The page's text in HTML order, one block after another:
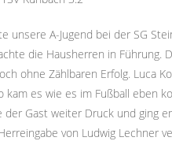
unsere A-Jugend bei der SG
die Hausherren in Führung.
ohne Zählbaren Erfolg. Luca
es wie es im Fußball eben
Gast weiter Druck und ging
von Ludwig Lechner